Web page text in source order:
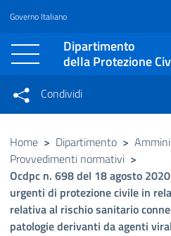
Vai al contenuto principale
Raggiungi il piè di pagina
Governo Italiano
Dipartimento
della Protezione
Condividi su
Condividi su
Condividi su
Condividi
Condividi sui social network
Home > Dipartimento >
Provvedimenti normativi >
Ocdpc n. 698 del 18 agosto
urgenti di protezione civile in
relativa al rischio sanitario
patologie derivanti da agenti